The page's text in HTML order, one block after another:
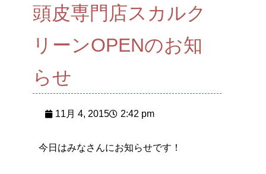
頭皮専門店スカルク
リーンOPENのお知
らせ
11月 4, 2015 2:42 pm
今日はみなさんにお知らせです！